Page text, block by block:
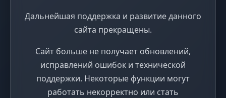
Дальнейшая поддержка и развитие данного
сайта прекращены.
Сайт больше не получает обновлений,
исправлений ошибок и технической
поддержки. Некоторые функции могут
работать некорректно или стать